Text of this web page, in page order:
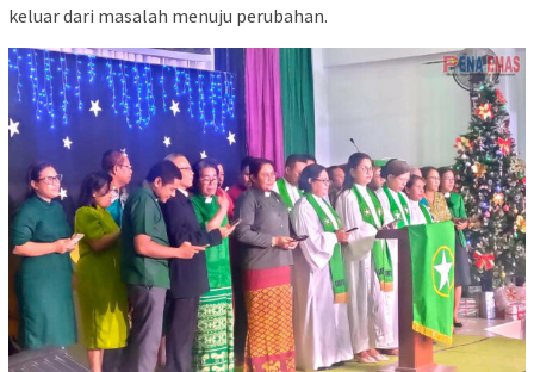
keluar dari masalah menuju perubahan.